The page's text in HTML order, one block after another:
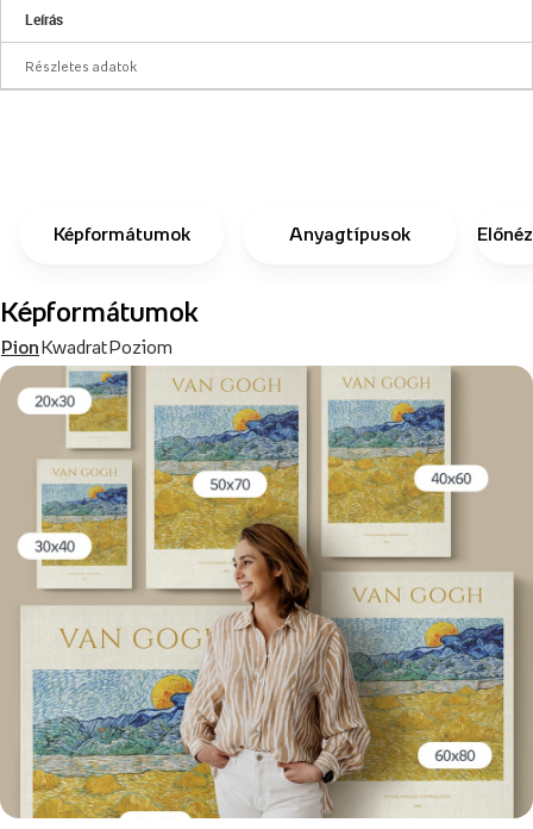
Leírás
Részletes adatok
Képformátumok Anyagtípusok
Képformátumok
PionKwadratPoziom